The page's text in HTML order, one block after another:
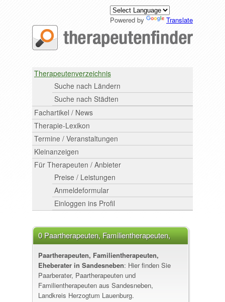
Powered by Translate
Therapeutenverzeichnis
Suche nach Ländern
Suche nach Städten
Fachartikel / News
Therapie-Lexikon
Termine / Veranstaltungen
Kleinanzeigen
Für Therapeuten / Anbieter
Preise / Leistungen
Anmeldeformular
Einloggen ins Profil
0 Paartherapeuten, Familientherapeuten,
Eheberater in Sandesneben
Paartherapeuten, Familientherapeuten,
Eheberater in Sandesneben: Hier finden Sie
Paarberater, Paartherapeuten und
Familientherapeuten aus Sandesneben,
Landkreis Herzogtum Lauenburg.